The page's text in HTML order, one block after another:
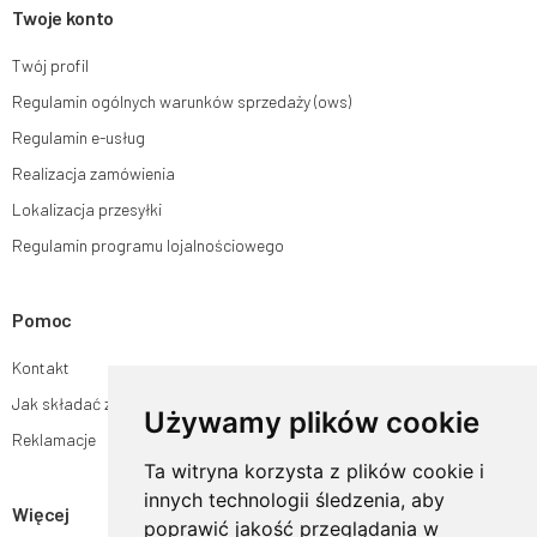
Używamy plików cookie
Ta witryna korzysta z plików cookie i
innych technologii śledzenia, aby
poprawić jakość przeglądania w
Twoje konto
Twój profil
Regulamin ogólnych warunków sprzedaży (ows)
Regulamin e-usług
Realizacja zamówienia
Lokalizacja przesyłki
Regulamin programu lojalnościowego
Pomoc
Kontakt
Jak składać zamówienia w sklepie ogrodyhildegardy.pl?
Reklamacje
Więcej